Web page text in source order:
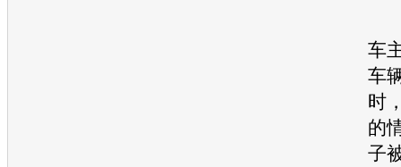
车
车
时
的
子